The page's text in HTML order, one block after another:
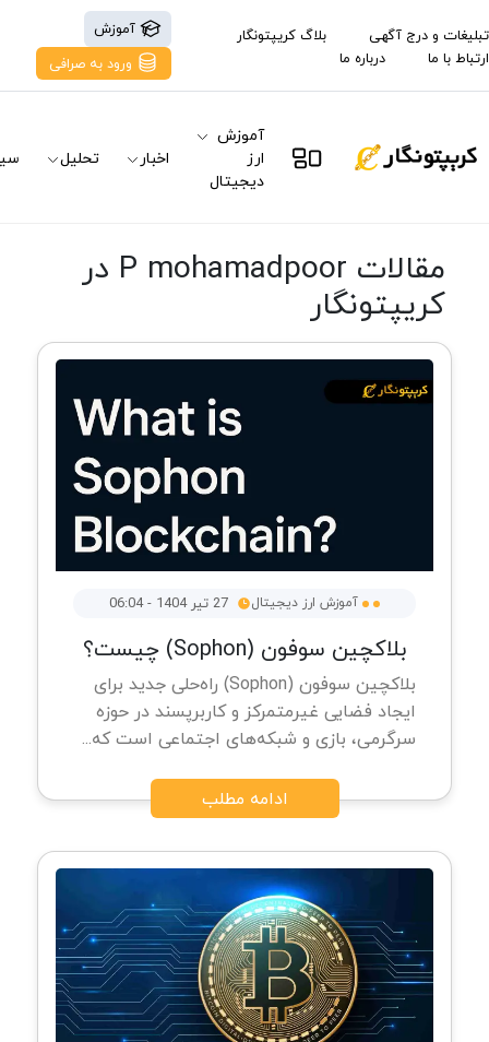
تبلیغات و درج آگهی
بلاگ کریپتونگار
ارتباط با ما
درباره ما
آموزش
ورود به صرافی
آموزش
ارز
دیجیتال
اخبار تحلیل
مقالات P mohamadpoor در
کریپتونگار
آموزش ارز دیجیتال
بلاکچین سوفون (Sophon) چیست؟
بلاکچین سوفون (Sophon) راه‌حلی جدید برای
ایجاد فضایی غیرمتمرکز و کاربرپسند در حوزه
سرگرمی، بازی و شبکه‌های اجتماعی است که...
ادامه مطلب